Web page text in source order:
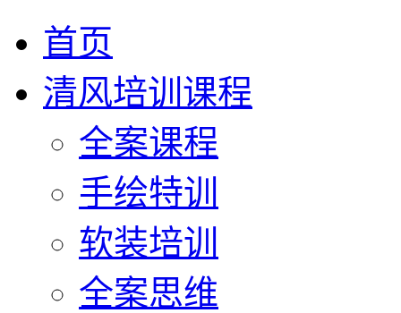
首页
清风培训课程
全案课程
手绘特训
软装培训
全案思维